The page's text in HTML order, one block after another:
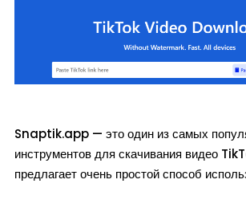
Snaptik.app — это один из самых
инструментов для скачивания видео
предлагает очень простой способ